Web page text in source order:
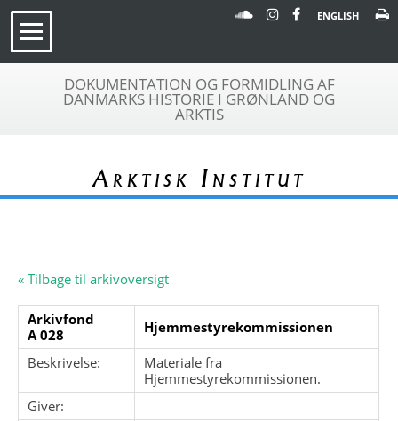
ENGLISH
DOKUMENTATION OG FORMIDLING AF
DANMARKS HISTORIE I GRØNLAND OG
ARKTIS
Arktisk Institut
« Tilbage til arkivoversigt
Arkivfond
A 028
Hjemmestyrekommissionen
Beskrivelse:
Materiale fra
Hjemmestyrekommissionen.
Giver: